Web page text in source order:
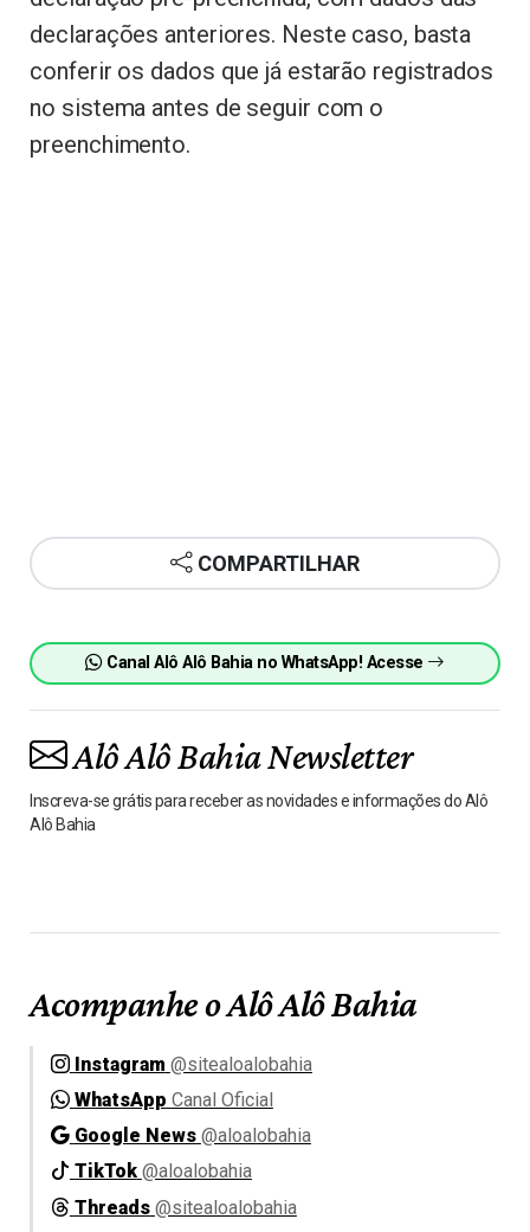
declarações anteriores. Neste caso, basta
conferir os dados que já estarão registrados
no sistema antes de seguir com o
preenchimento.
COMPARTILHAR
Canal Alô Alô Bahia no WhatsApp! Acesse
Alô Alô Bahia Newsletter
Inscreva-se grátis para receber as novidades e informações do Alô
Alô Bahia
Acompanhe o Alô Alô Bahia
Instagram @sitealoalobahia
WhatsApp Canal Oficial
Google News @aloalobahia
TikTok @aloalobahia
Threads @sitealoalobahia